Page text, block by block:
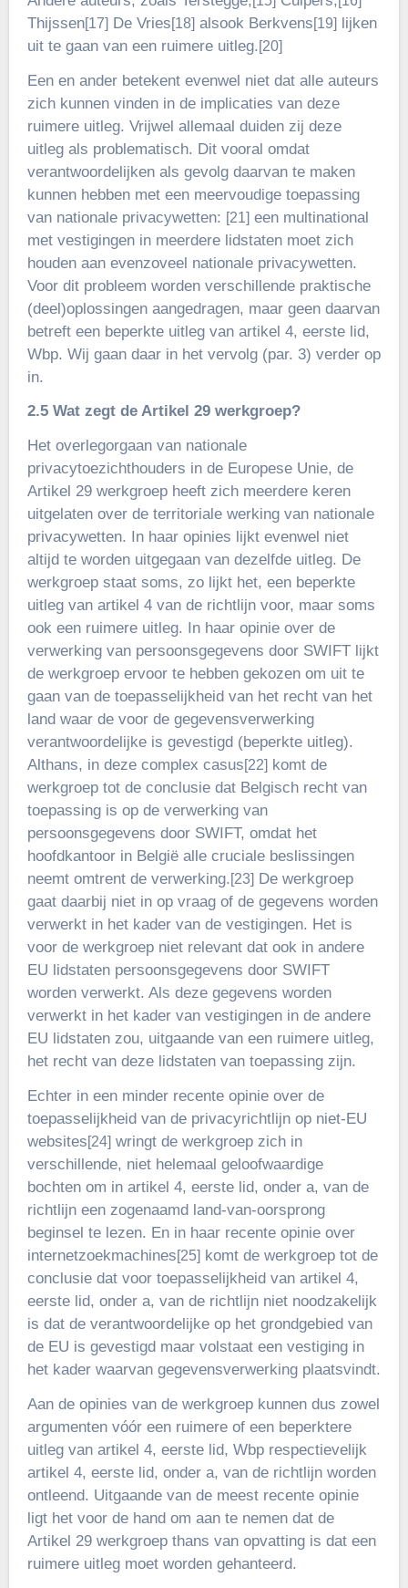
Thijssen[17]De Vries[18]alsook Berkvens[19]lijken
uit te gaan van een ruimere uitleg.[20]
Een en ander betekent evenwel niet dat alle auteurs
zich kunnen vinden in de implicaties van deze
ruimere uitleg. Vrijwel allemaal duiden zij deze
uitleg als problematisch. Dit vooral omdat
verantwoordelijken als gevolg daarvan te maken
kunnen hebben met een meervoudige toepassing
van nationale privacywetten: [21]een multinational
met vestigingen in meerdere lidstaten moet zich
houden aan evenzoveel nationale privacywetten.
Voor dit probleem worden verschillende praktische
(deel)oplossingen aangedragen, maar geen daarvan
betreft een beperkte uitleg van artikel 4, eerste lid,
Wbp. Wij gaan daar in het vervolg (par. 3) verder op
in.
2.5 Wat zegt de Artikel 29 werkgroep?
Het overlegorgaan van nationale
privacytoezichthouders in de Europese Unie, de
Artikel 29 werkgroep heeft zich meerdere keren
uitgelaten over de territoriale werking van nationale
privacywetten. In haar opinies lijkt evenwel niet
altijd te worden uitgegaan van dezelfde uitleg. De
werkgroep staat soms, zo lijkt het, een beperkte
uitleg van artikel 4 van de richtlijn voor, maar soms
ook een ruimere uitleg. In haar opinie over de
verwerking van persoonsgegevens door SWIFT lijkt
de werkgroep ervoor te hebben gekozen om uit te
gaan van de toepasselijkheid van het recht van het
land waar de voor de gegevensverwerking
verantwoordelijke is gevestigd (beperkte uitleg).
Althans, in deze complex casus[22] komt de
werkgroep tot de conclusie dat Belgisch recht van
toepassing is op de verwerking van
persoonsgegevens door SWIFT, omdat het
hoofdkantoor in België alle cruciale beslissingen
neemt omtrent de verwerking.[23] De werkgroep
gaat daarbij niet in op vraag of de gegevens worden
verwerkt in het kader van de vestigingen. Het is
voor de werkgroep niet relevant dat ook in andere
EU lidstaten persoonsgegevens door SWIFT
worden verwerkt. Als deze gegevens worden
verwerkt in het kader van vestigingen in de andere
EU lidstaten zou, uitgaande van een ruimere uitleg,
het recht van deze lidstaten van toepassing zijn.
Echter in een minder recente opinie over de
toepasselijkheid van de privacyrichtlijn op niet-EU
websites[24]wringt de werkgroep zich in
verschillende, niet helemaal geloofwaardige
bochten om in artikel 4, eerste lid, onder a, van de
richtlijn een zogenaamd land-van-oorsprong
beginsel te lezen. En in haar recente opinie over
internetzoekmachines[25]komt de werkgroep tot de
conclusie dat voor toepasselijkheid van artikel 4,
eerste lid, onder a, van de richtlijn niet noodzakelijk
is dat de verantwoordelijke op het grondgebied van
de EU is gevestigd maar volstaat een vestiging in
het kader waarvan gegevensverwerking plaatsvindt.
Aan de opinies van de werkgroep kunnen dus zowel
argumenten vóór een ruimere of een beperktere
uitleg van artikel 4, eerste lid, Wbp respectievelijk
artikel 4, eerste lid, onder a, van de richtlijn worden
ontleend. Uitgaande van de meest recente opinie
ligt het voor de hand om aan te nemen dat de
Artikel 29 werkgroep thans van opvatting is dat een
ruimere uitleg moet worden gehanteerd.